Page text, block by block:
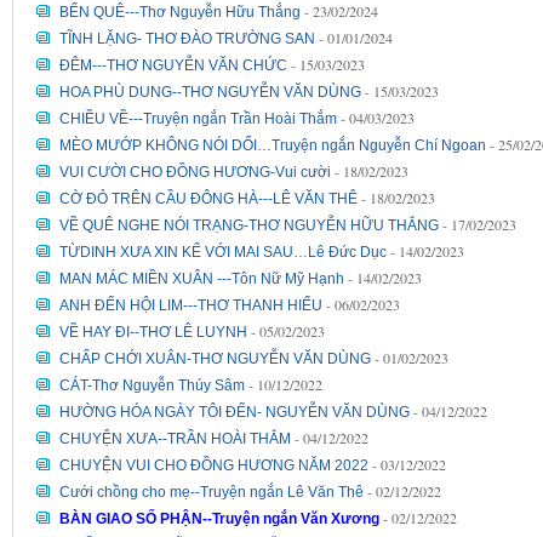
BẾN QUÊ---Thơ Nguyễn Hữu Thắng - 23/02/2024
TĨNH LẶNG- THƠ ĐÀO TRƯỜNG SAN - 01/01/2024
ĐÊM---THƠ NGUYỄN VĂN CHỨC - 15/03/2023
HOA PHÙ DUNG--THƠ NGUYỄN VĂN DÙNG - 15/03/2023
CHIỀU VỀ---Truyện ngắn Trần Hoài Thắm - 04/03/2023
MÈO MƯỚP KHÔNG NÓI DỐI…Truyện ngắn Nguyễn Chí Ngoan - 25/02/
VUI CƯỜI CHO ĐỒNG HƯƠNG-Vui cười - 18/02/2023
CỜ ĐỎ TRÊN CẦU ĐÔNG HÀ---LÊ VĂN THÊ - 18/02/2023
VỀ QUÊ NGHE NÓI TRẠNG-THƠ NGUYỄN HỮU THẮNG - 17/02/2023
TỪDINH XƯA XIN KỂ VỚI MAI SAU…Lê Đức Dục - 14/02/2023
MAN MÁC MIỀN XUÂN ---Tôn Nữ Mỹ Hạnh - 14/02/2023
ANH ĐẾN HỘI LIM---THƠ THANH HIẾU - 06/02/2023
VỀ HAY ĐI--THƠ LÊ LUYNH - 05/02/2023
CHẤP CHỚI XUÂN-THƠ NGUYỄN VĂN DÙNG - 01/02/2023
CÁT-Thơ Nguyễn Thúy Sâm - 10/12/2022
HƯỜNG HÓA NGÀY TÔI ĐẾN- NGUYỄN VĂN DÙNG - 04/12/2022
CHUYỆN XƯA--TRẦN HOÀI THẮM - 04/12/2022
CHUYỆN VUI CHO ĐỒNG HƯƠNG NĂM 2022 - 03/12/2022
Cưới chồng cho mẹ--Truyện ngắn Lê Văn Thê - 02/12/2022
BÀN GIAO SỐ PHẬN--Truyện ngắn Văn Xương - 02/12/2022